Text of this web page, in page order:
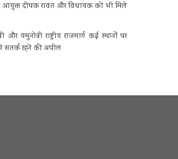
आयुक्त दीपक रावत और विधायक को भी मिले
यमुनोत्री राष्ट्रीय राजमार्ग कई स्थानों पर
से सतर्क रहने की अपील